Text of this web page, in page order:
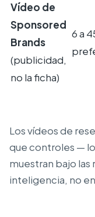
Vídeo de
Sponsored
Brands
(publicidad,
no la ficha)
6 a
Los vídeos de
que controles —
muestran bajo las
inteligencia, no